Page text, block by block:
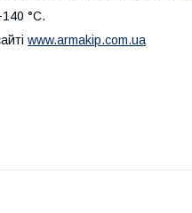
°C.
www.armakip.com.ua